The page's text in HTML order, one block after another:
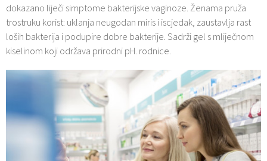
dokazano liječi simptome bakterijske vaginoze. Ženama pruža
trostruku korist: uklanja neugodan miris i iscjedak, zaustavlja rast
loših bakterija i podupire dobre bakterije. Sadrži gel s mliječnom
kiselinom koji održava prirodni pH. rodnice.